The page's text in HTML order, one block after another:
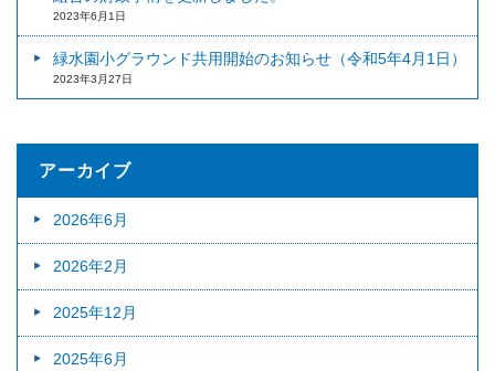
2023年6月1日
緑水園小グラウンド共用開始のお知らせ（令和5年4月1日）
2023年3月27日
アーカイブ
2026年6月
2026年2月
2025年12月
2025年6月